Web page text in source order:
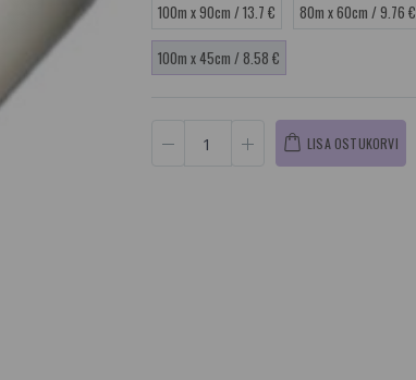
100m x 90cm / 13.7 € 80m x 60cm / 9.76 €
100m x 45cm / 8.58 €
LISA OSTUKORVI